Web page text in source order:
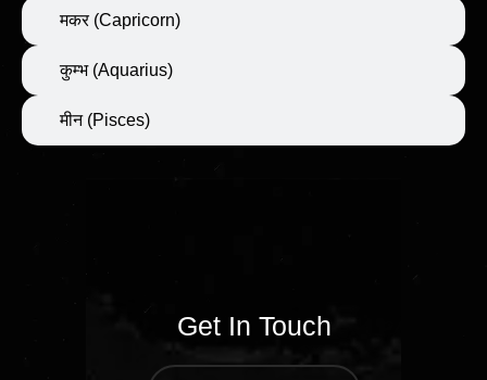
मकर (Capricorn)
कुम्भ (Aquarius)
मीन (Pisces)
Get In Touch